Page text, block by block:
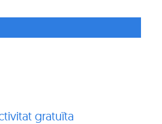
gratuïta